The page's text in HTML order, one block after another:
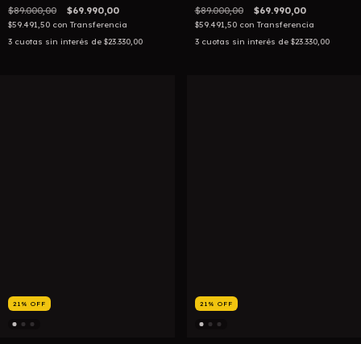
$89.000,00 $69.990,00
$59.491,50 con Transferencia
3 cuotas sin interés de $23.330,00
$89.000,00 $69.990,00
$59.491,50 con Transferencia
3 cuotas sin interés de $23.330,00
21 % OFF 21 % OFF